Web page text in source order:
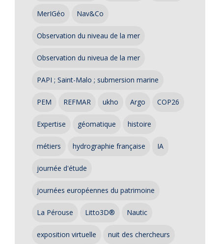
MerIGéo Nav&Co
Observation du niveau de la mer
Observation du niveua de la mer
PAPI ; Saint-Malo ; submersion marine
PEM REFMAR ukho Argo COP26
Expertise géomatique histoire
métiers hydrographie française IA
journée d'étude
journées européennes du patrimoine
La Pérouse Litto3D® Nautic
exposition virtuelle nuit des chercheurs